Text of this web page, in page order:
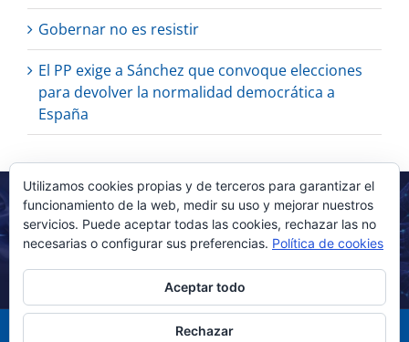
Gobernar no es resistir
El PP exige a Sánchez que convoque elecciones
para devolver la normalidad democrática a
España
Utilizamos cookies propias y de terceros para garantizar el
funcionamiento de la web, medir su uso y mejorar nuestros
servicios. Puede aceptar todas las cookies, rechazar las no
necesarias o configurar sus preferencias. Política de cookies
Aceptar todo
Rechazar